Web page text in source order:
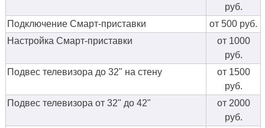
руб.
Подключение Смарт-приставки
от 500 руб.
Настройка Смарт-приставки
от 1000
руб.
Подвес телевизора до 32" на стену
от 1500
руб.
Подвес телевизора от 32" до 42"
от 2000
руб.